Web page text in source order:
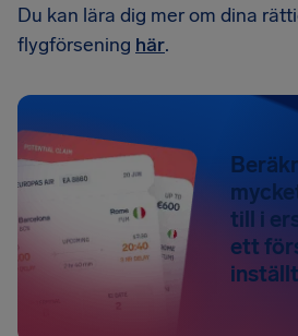
Du kan lära dig mer om dina
flygförsening här.
till i
ett